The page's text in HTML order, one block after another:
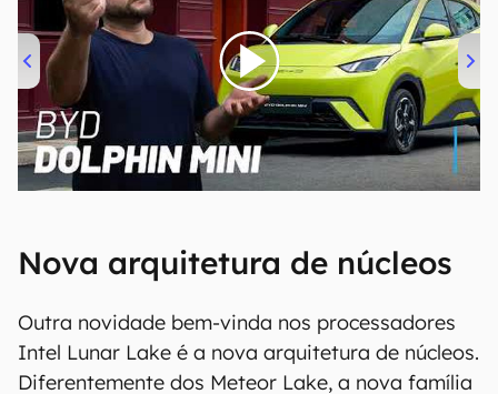
00:00/04:07
Nova arquitetura de núcleos
Outra novidade bem-vinda nos processadores
Intel Lunar Lake é a nova arquitetura de núcleos.
Diferentemente dos Meteor Lake, a nova família